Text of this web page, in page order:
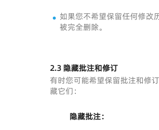
如果您不希望保留任何修
被完全删除。
2.3 隐藏批注和修订
有时您可能希望保留批注和修
藏它们：
隐藏批注：